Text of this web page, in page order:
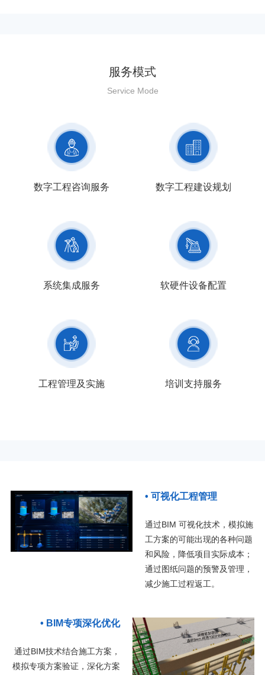
服务模式
Service Mode
数字工程咨询服务 数字工程建设规划
系统集成服务 软硬件设备配置
工程管理及实施 培训支持服务
• 可视化工程管理
通过BIM 可视化技术，模拟施
工方案的可能出现的各种问题
和风险，降低项目实际成本；
通过图纸问题的预警及管理，
减少施工过程返工。
• BIM专项深化优化
通过BIM技术结合施工方案，
模拟专项方案验证，深化方案